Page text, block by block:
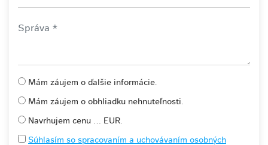
Mám záujem o ďalšie informácie.
Mám záujem o obhliadku nehnuteľnosti.
Navrhujem cenu ... EUR.
Súhlasím so spracovaním a uchovávaním osobných